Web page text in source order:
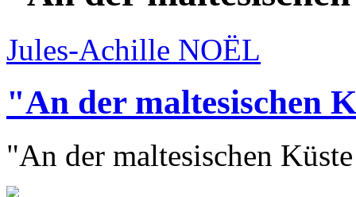
Jules-Achille NOËL
"An der maltesischen
"An der maltesischen